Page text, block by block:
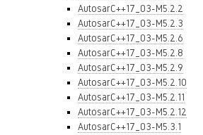
AutosarC++17_03-M5.2.2
AutosarC++17_03-M5.2.3
AutosarC++17_03-M5.2.6
AutosarC++17_03-M5.2.8
AutosarC++17_03-M5.2.9
AutosarC++17_03-M5.2.10
AutosarC++17_03-M5.2.11
AutosarC++17_03-M5.2.12
AutosarC++17_03-M5.3.1